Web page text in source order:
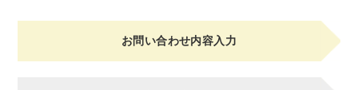
お問い合わせ内容入力